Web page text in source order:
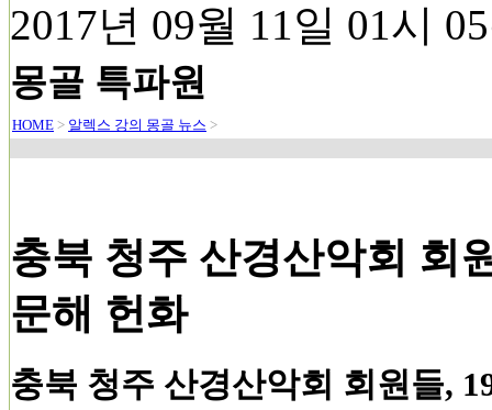
2017년 09월 11일 01시
몽골 특파원
HOME > 알렉스 강의 몽골 뉴스 >
충북 청주 산경산악회 회
문해 헌화
충북 청주 산경산악회 회원들,